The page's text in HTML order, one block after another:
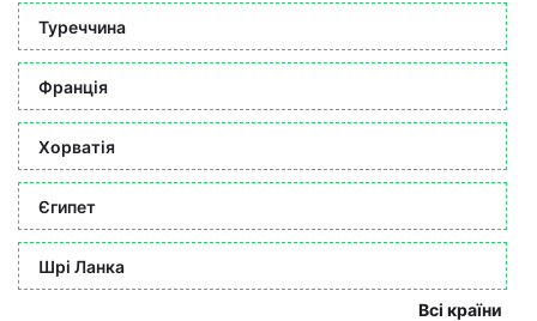
Туреччина
Франція
Хорватія
Єгипет
Шрі Ланка
Всі країни